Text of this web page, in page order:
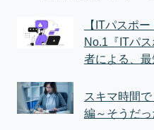
【ITパスポ
No.1『ITパ
者による、最
スキマ時間
編～そうだ